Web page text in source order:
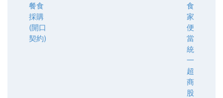
餐食
採購
(開口
契約)
食
家
便
當
統
一
超
商
股